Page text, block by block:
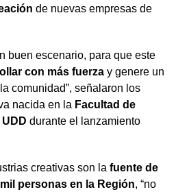
de nuevas empresas de
buen escenario, para que este
con más fuerza y genere un
comunidad”, señalaron los
nacida en la Facultad de
durante el lanzamiento
creativas son la fuente de
personas en la Región, “no